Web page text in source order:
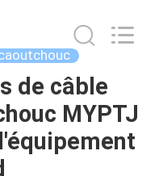
de câble
MYPTJ